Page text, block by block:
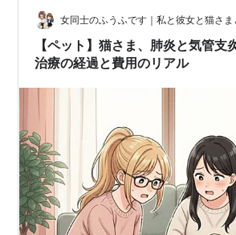
女同士のふうふです｜私と彼女と猫さま
【ペット】猫さま、肺炎と気管支
治療の経過と費用のリアル